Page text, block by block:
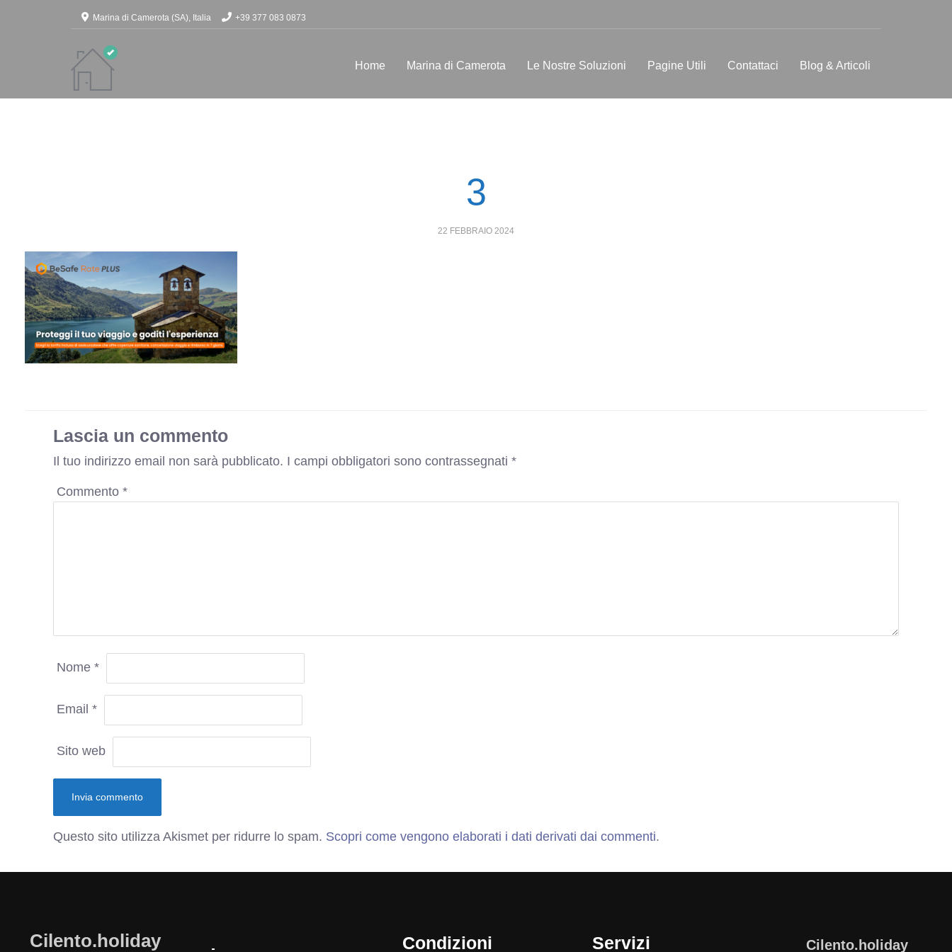
Marina di Camerota (SA), Italia +39 377 083 0873
Home Marina di Camerota Le Nostre Soluzioni Pagine Utili Contattaci Blog & Articoli
3
POSTED
22 FEBBRAIO 2024
Lascia un commento
Il tuo indirizzo email non sarà pubblicato. I campi obbligatori sono contrassegnati *
Commento *
Nome *
Email *
Sito web
Questo sito utilizza Akismet per ridurre lo spam. Scopri come vengono elaborati i dati derivati dai commenti.
Cilento.holiday Condizioni Servizi Cilento.holiday